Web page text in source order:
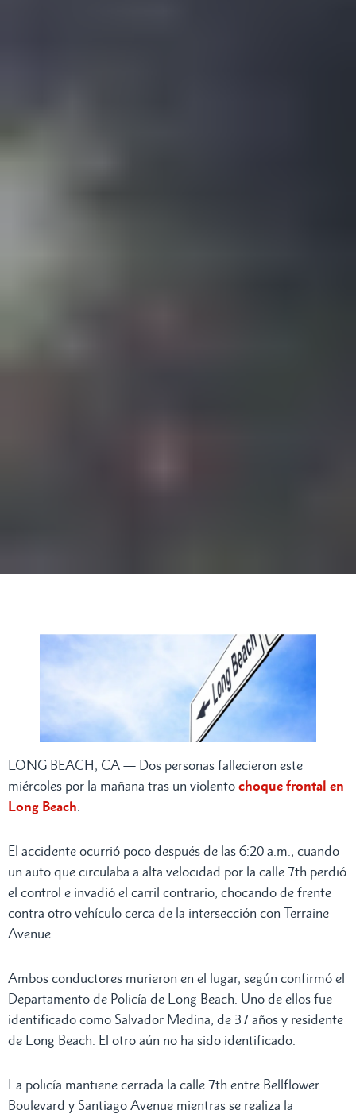
LONG BEACH, CA — Dos personas fallecieron este
miércoles por la mañana tras un violento choque frontal en
Long Beach.
El accidente ocurrió poco después de las 6:20 a.m., cuando
un auto que circulaba a alta velocidad por la calle 7th perdió
el control e invadió el carril contrario, chocando de frente
contra otro vehículo cerca de la intersección con Terraine
Avenue.
Ambos conductores murieron en el lugar, según confirmó el
Departamento de Policía de Long Beach. Uno de ellos fue
identificado como Salvador Medina, de 37 años y residente
de Long Beach. El otro aún no ha sido identificado.
La policía mantiene cerrada la calle 7th entre Bellflower
Boulevard y Santiago Avenue mientras se realiza la